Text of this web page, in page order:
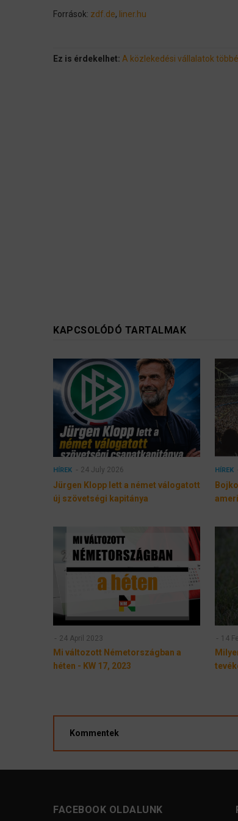
Források: zdf.de, liner.hu
Ez is érdekelhet: A közlekedési vállalatok
KAPCSOLÓDÓ TARTALMAK
HÍREK 24 July 2026
Jürgen Klopp lett a német válogatott
új szövetségi kapitánya
HÍREK
24 April 2023
Mi változott Németországban a
héten - KW 17, 2023
14
Kommentek
FACEBOOK OLDALUNK